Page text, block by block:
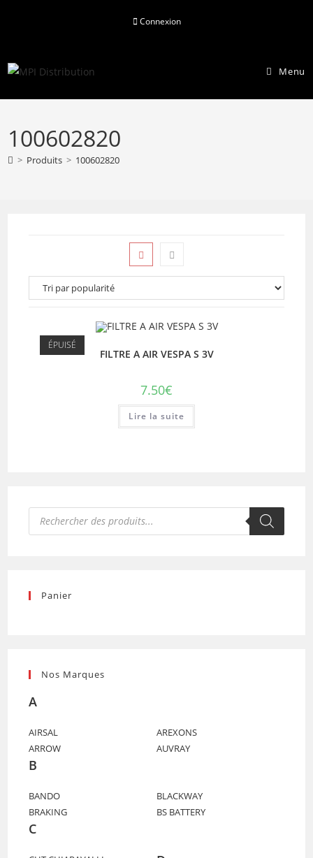
Connexion
Menu
100602820
> Produits > 100602820
ÉPUISÉ
FILTRE A AIR VESPA S 3V
7.50€
Lire la suite
Recherche
produits
Panier
Nos Marques
A
AIRSAL
AREXONS
ARROW
AUVRAY
B
BANDO
BLACKWAY
BRAKING
BS BATTERY
C